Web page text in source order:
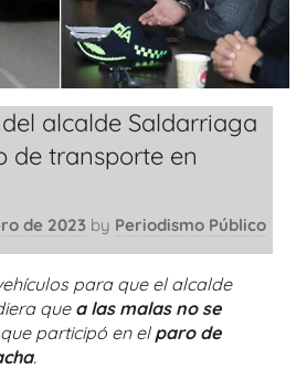
alcalde Saldarriaga
de transporte en
de 2023 by Periodismo Público
para que el alcalde
que a las malas no se
participó en elparo de
.